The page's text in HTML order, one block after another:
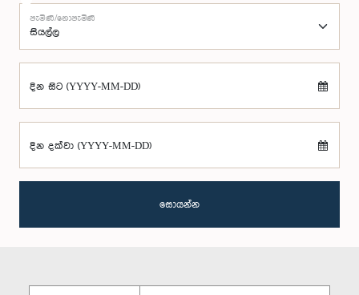
පැමිණි/නොපැමිණි
දින සිට (YYYY-MM-DD)
දින දක්වා (YYYY-MM-DD)
සොයන්න